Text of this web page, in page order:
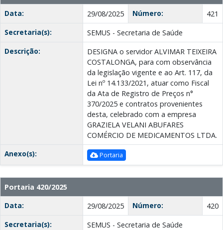
Data:
29/08/2025 Número:
421
Secretaria(s):
SEMUS - Secretaria de Saúde
Descrição:
DESIGNA o servidor ALVIMAR TEIXEIRA
COSTALONGA, para com observância
da legislação vigente e ao Art. 117, da
Lei nº 14.133/2021, atuar como Fiscal
da Ata de Registro de Preços n°
370/2025 e contratos provenientes
desta, celebrado com a empresa
GRAZIELA VELANI ABUFARES
COMÉRCIO DE MEDICAMENTOS LTDA.
Anexo(s):
Portaria
Portaria 420/2025
Data:
29/08/2025 Número:
420
Secretaria(s):
SEMUS - Secretaria de Saúde